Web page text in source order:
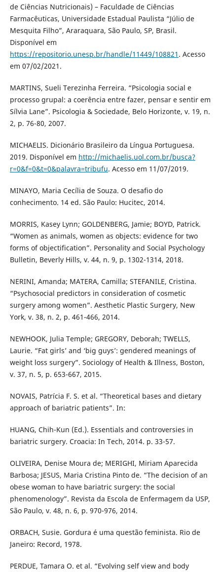
de Ciências Nutricionais) – Faculdade de Ciências
Farmacêuticas, Universidade Estadual Paulista “Júlio de
Mesquita Filho”, Araraquara, São Paulo, SP, Brasil.
Disponível em
https://repositorio.unesp.br/handle/11449/108821 . Acesso
em 07/02/2021.
MARTINS, Sueli Terezinha Ferreira. “Psicologia social e
processo grupal: a coerência entre fazer, pensar e sentir em
Sílvia Lane”. Psicologia & Sociedade, Belo Horizonte, v. 19, n.
2, p. 76-80, 2007.
MICHAELIS. Dicionário Brasileiro da Língua Portuguesa.
2019. Disponível em http://michaelis.uol.com.br/busca?
r=0&f=0&t=0&palavra=tribufu. Acesso em 11/07/2019.
MINAYO, Maria Cecília de Souza. O desafio do
conhecimento. 14 ed. São Paulo: Hucitec, 2014.
MORRIS, Kasey Lynn; GOLDENBERG, Jamie; BOYD, Patrick.
“Women as animals, women as objects: evidence for two
forms of objectification”. Personality and Social Psychology
Bulletin, Beverly Hills, v. 44, n. 9, p. 1302-1314, 2018.
NERINI, Amanda; MATERA, Camilla; STEFANILE, Cristina.
“Psychosocial predictors in consideration of cosmetic
surgery among women”. Aesthetic Plastic Surgery, New
York, v. 38, n. 2, p. 461-466, 2014.
NEWHOOK, Julia Temple; GREGORY, Deborah; TWELLS,
Laurie. “Fat girls’ and ‘big guys’: gendered meanings of
weight loss surgery”. Sociology of Health & Illness, Boston,
v. 37, n. 5, p. 653-667, 2015.
NOVAIS, Patrícia F. S. et al. “Theoretical bases and dietary
approach of bariatric patients”. In:
HUANG, Chih-Kun (Ed.). Essentials and controversies in
bariatric surgery. Croacia: In Tech, 2014. p. 33-57.
OLIVEIRA, Denise Moura de; MERIGHI, Miriam Aparecida
Barbosa; JESUS, Maria Cristina Pinto de. “The decision of an
obese woman to have bariatric surgery: the social
phenomenology”. Revista da Escola de Enfermagem da USP,
São Paulo, v. 48, n. 6, p. 970-976, 2014.
ORBACH, Susie. Gordura é uma questão feminista. Rio de
Janeiro: Record, 1978.
PERDUE, Tamara O. et al. “Evolving self view and body